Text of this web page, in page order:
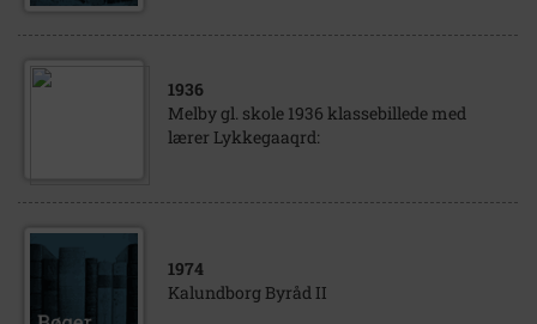
1936
Melby gl. skole 1936 klassebillede med
lærer Lykkegaaqrd:
1974
Kalundborg Byråd II